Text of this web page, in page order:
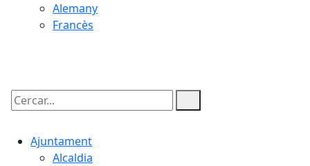
Alemany
Francès
Cercar:
Ajuntament
Alcaldia